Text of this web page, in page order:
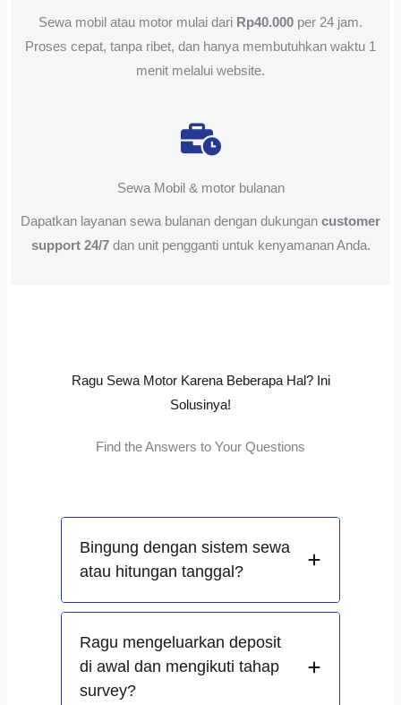
Sewa mobil atau motor mulai dari Rp40.000 per 24 jam.
Proses cepat, tanpa ribet, dan hanya membutuhkan waktu 1
menit melalui website.
Sewa Mobil & motor bulanan
Dapatkan layanan sewa bulanan dengan dukungan customer
support 24/7dan unit pengganti untuk kenyamanan Anda.
Ragu Sewa Motor Karena Beberapa Hal? Ini
Solusinya!
Find the Answers to Your Questions
Bingung dengan sistem sewa
atau hitungan tanggal?
Ragu mengeluarkan deposit
di awal dan mengikuti tahap
survey?